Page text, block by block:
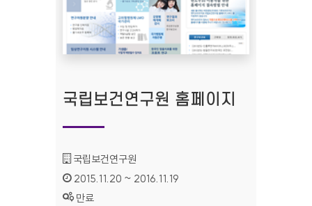
국립보건연구원 홈페이지
기관명 :
국립보건연구원
인증기간 :
2015.11.20 ~ 2016.11.19
상태 :
만료